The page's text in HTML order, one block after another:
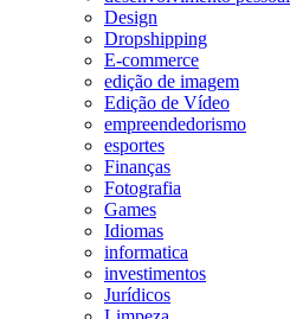
Design
Dropshipping
E-commerce
edição de imagem
Edição de Vídeo
empreendedorismo
esportes
Finanças
Fotografia
Games
Idiomas
informatica
investimentos
Jurídicos